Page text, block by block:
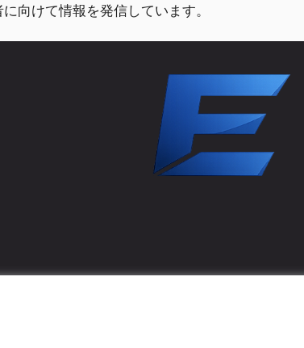
向けて情報を発信しています。